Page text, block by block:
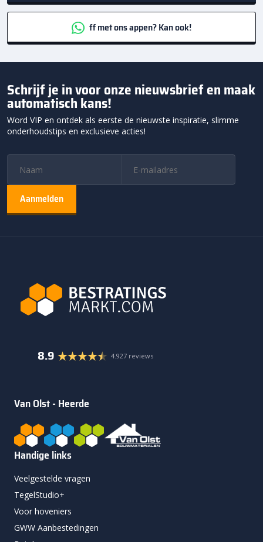
ff met ons appen? Kan ook!
Schrijf je in voor onze nieuwsbrief en maak
automatisch kans!
Word VIP en ontdek als eerste de nieuwste inspiratie, slimme
onderhoudstips en exclusieve acties!
8.9 4.927 reviews
Van Olst - Heerde
Handige links
Veelgestelde vragen
TegelStudio+
Voor hoveniers
GWW Aanbestedingen